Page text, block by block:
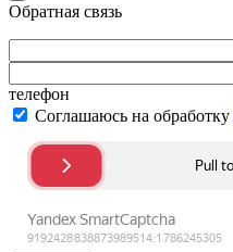
Обратная связь
телефон
Соглашаюсь на обработку